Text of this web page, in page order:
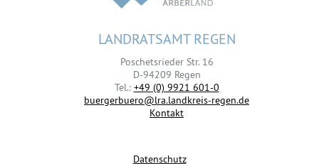
LANDRATSAMT REGEN
Poschetsrieder Str. 16
D-94209 Regen
Tel.: +49 (0) 9921 601-0
buergerbuero@lra.landkreis-regen.de
Kontakt
Datenschutz